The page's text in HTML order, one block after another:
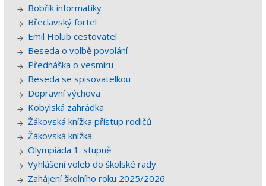
Bobřík informatiky
Břeclavský fortel
Emil Holub cestovatel
Beseda o volbě povolání
Přednáška o vesmíru
Beseda se spisovatelkou
Dopravní výchova
Kobylská zahrádka
Žákovská knížka přístup rodičů
Žákovská knížka
Olympiáda 1. stupně
Vyhlášení voleb do školské rady
Zahájení školního roku 2025/2026